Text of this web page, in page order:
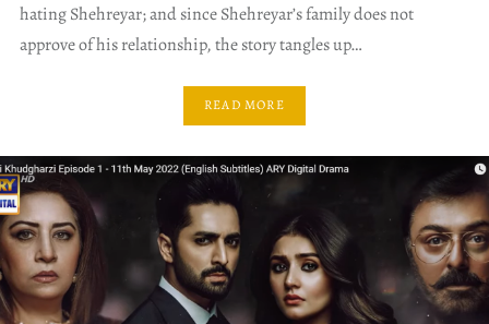
hating Shehreyar; and since Shehreyar’s family does not
approve of his relationship, the story tangles up…
READ MORE